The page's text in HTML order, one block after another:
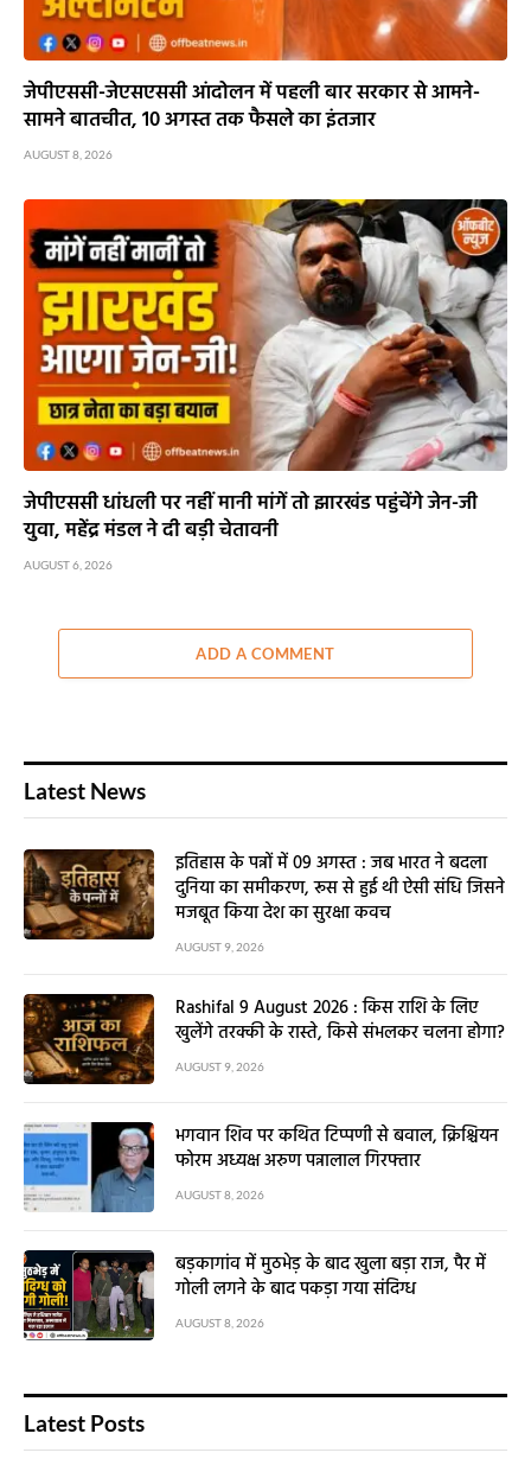
जेपीएससी-जेएसएससी आंदोलन में पहली बार सरकार से आमने-
सामने बातचीत, 10 अगस्त तक फैसले का इंतजार
AUGUST 8, 2026
जेपीएससी धांधली पर नहीं मानी मांगें तो झारखंड पहुंचेंगे जेन-जी
युवा, महेंद्र मंडल ने दी बड़ी चेतावनी
AUGUST 6, 2026
ADD A COMMENT
Latest News
इतिहास के पन्नों में 09 अगस्त : जब भारत ने बदला
दुनिया का समीकरण, रूस से हुई थी ऐसी संधि जिसने
मजबूत किया देश का सुरक्षा कवच
AUGUST 9, 2026
Rashifal 9 August 2026 : किस राशि के लिए
खुलेंगे तरक्की के रास्ते, किसे संभलकर चलना होगा?
AUGUST 9, 2026
भगवान शिव पर कथित टिप्पणी से बवाल, क्रिश्चियन
फोरम अध्यक्ष अरुण पन्नालाल गिरफ्तार
AUGUST 8, 2026
बड़कागांव में मुठभेड़ के बाद खुला बड़ा राज, पैर में
गोली लगने के बाद पकड़ा गया संदिग्ध
AUGUST 8, 2026
Latest Posts